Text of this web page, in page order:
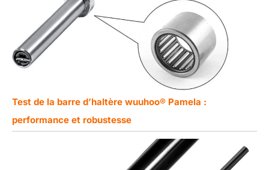
Test de la barre d’haltère wuuhoo® Pamela :
performance et robustesse